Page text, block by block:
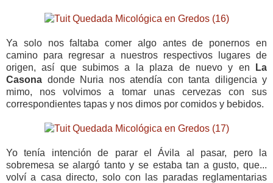
Ya solo nos faltaba comer algo antes de ponernos en
camino para regresar a nuestros respectivos lugares de
origen, así que subimos a la plaza de nuevo y en
La
Casona donde Nuria nos atendía con tanta diligencia y
mimo, nos volvimos a tomar unas cervezas con sus
correspondientes tapas y nos dimos por comidos y bebidos.
Yo tenía intención de parar el Ávila al pasar, pero la
sobremesa se alargó tanto y se estaba tan a gusto, que...
volví a casa directo, solo con las paradas reglamentarias